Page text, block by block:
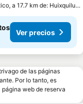
Ciudad de México, a 17.7 km de: Huixquilucan
Ver precios
de las páginas
Por lo tanto, es
web de reserva